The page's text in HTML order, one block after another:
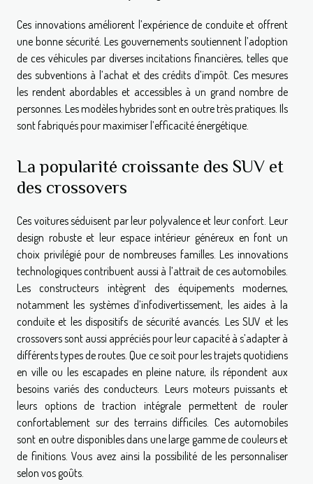
Ces innovations améliorent l’expérience de conduite et offrent
une bonne sécurité. Les gouvernements soutiennent l’adoption
de ces véhicules par diverses incitations financières, telles que
des subventions à l’achat et des crédits d’impôt. Ces mesures
les rendent abordables et accessibles à un grand nombre de
personnes. Les modèles hybrides sont en outre très pratiques. Ils
sont fabriqués pour maximiser l’efficacité énergétique.
La popularité croissante des SUV et
des crossovers
Ces voitures séduisent par leur polyvalence et leur confort. Leur
design robuste et leur espace intérieur généreux en font un
choix privilégié pour de nombreuses familles. Les innovations
technologiques contribuent aussi à l’attrait de ces automobiles.
Les constructeurs intègrent des équipements modernes,
notamment les systèmes d’infodivertissement, les aides à la
conduite et les dispositifs de sécurité avancés. Les SUV et les
crossovers sont aussi appréciés pour leur capacité à s’adapter à
différents types de routes. Que ce soit pour les trajets quotidiens
en ville ou les escapades en pleine nature, ils répondent aux
besoins variés des conducteurs. Leurs moteurs puissants et
leurs options de traction intégrale permettent de rouler
confortablement sur des terrains difficiles. Ces automobiles
sont en outre disponibles dans une large gamme de couleurs et
de finitions. Vous avez ainsi la possibilité de les personnaliser
selon vos goûts.